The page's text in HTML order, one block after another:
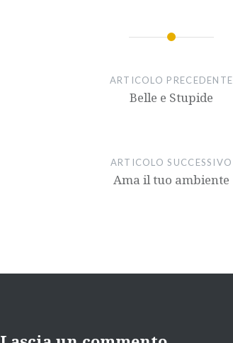
ARTICOLO PRECEDENTE
Belle e Stupide
ARTICOLO SUCCESSIVO
Ama il tuo ambiente